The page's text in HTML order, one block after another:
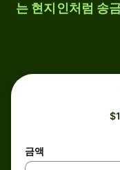
는 현지인처럼 송
금액